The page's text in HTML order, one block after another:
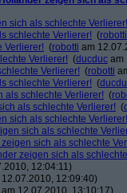
sich als schlechte Verlierer!
schlechte Verlierer! (robotti
Verlierer! (robotti am
Verlierer! (ducduc am
Verlierer! (robotti
schlechte Verlierer! (
als schlechte Verlierer! (
als schlechte Verlierer! (
sich als schlechte Verlierer!
sich als schlechte
sich als schlechte
zeigen sich als
12:04:11)
12:09:40)
am 12.07.2010, 13:10:17)